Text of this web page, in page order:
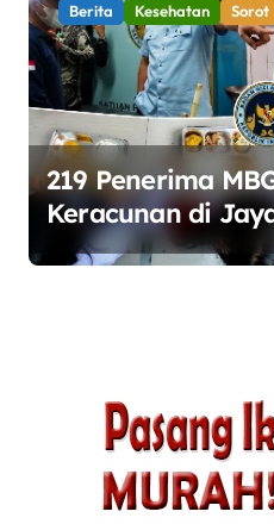
Berita Kesehatan Sorot
219 Penerima
Keracunan di
Perketat